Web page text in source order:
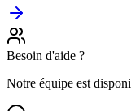
Besoin d'aide ?
Notre équipe est